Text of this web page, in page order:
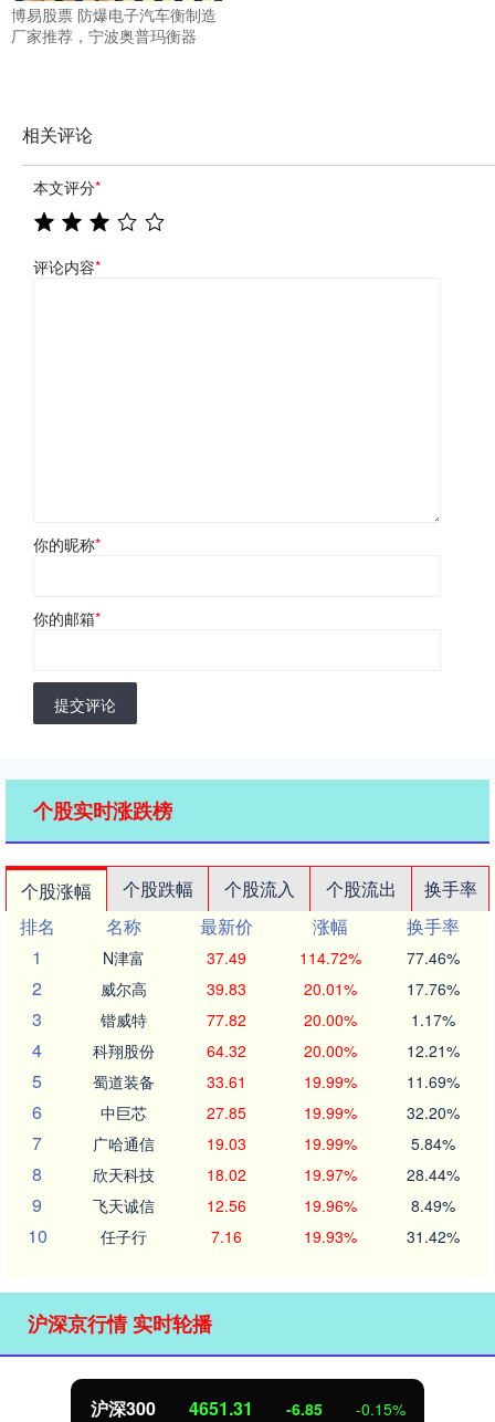
博易股票 防爆电子汽车衡制造
厂家推荐，宁波奥普玛衡器
相关评论
本文评分*
评论内容*
你的昵称*
你的邮箱*
提交评论
个股实时涨跌榜
个股涨幅 个股跌幅 个股流入 个股流出
换手率
排名
名称 最新价 涨幅
换手率
1
N津富 37.49 114.72% 77.46%
2 威尔高 39.83 20.01% 17.76%
3 锴威特 77.82 20.00% 1.17%
4 科翔股份 64.32 20.00% 12.21%
5 蜀道装备 33.61 19.99% 11.69%
6 中巨芯 27.85 19.99% 32.20%
7 广哈通信 19.03 19.99% 5.84%
8 欣天科技 18.02 19.97% 28.44%
9 飞天诚信 12.56 19.96% 8.49%
10 任子行 7.16 19.93% 31.42%
沪深京行情 实时轮播
北证50 1122.88